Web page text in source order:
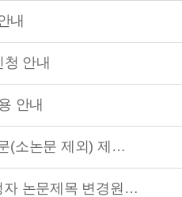
내
안내
안내
2026년 8월 졸업예정자 최종 학위청구논문(소논문 제외) 제출 안내
26년 8월 학위논문(소논문 제외) 졸업예정자 논문제목 변경원 신청 및 제출 안내